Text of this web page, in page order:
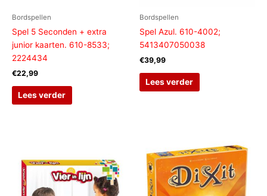
Bordspellen
Spel 5 Seconden + extra
junior kaarten. 610-8533;
2224434
€22,99
Lees verder
Bordspellen
Spel Azul. 610-4002;
5413407050038
€39,99
Lees verder